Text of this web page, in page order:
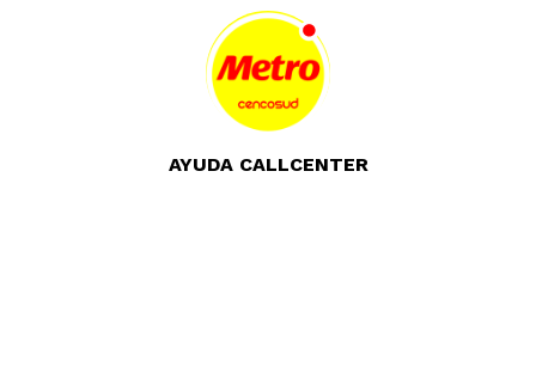
AYUDA CALLCENTER